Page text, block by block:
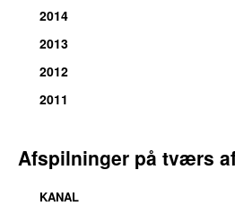
2014
2013
2012
2011
Afspilninger på tværs
KANAL